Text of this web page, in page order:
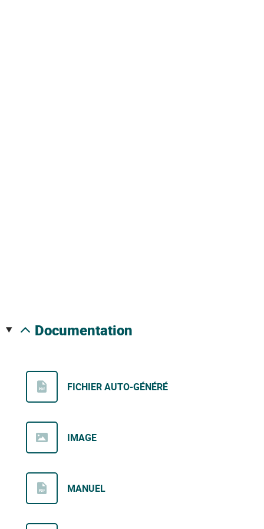
documentation
FICHIER AUTO-GÉNÉRÉ
IMAGE
MANUEL